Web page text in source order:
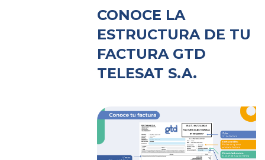
CONOCE LA
ESTRUCTURA DE TU
FACTURA GTD
TELESAT S.A.